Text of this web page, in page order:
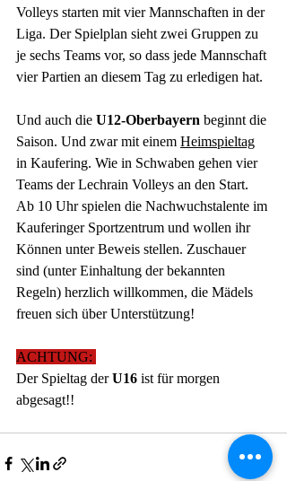
Volleys starten mit vier Mannschaften in der
Liga. Der Spielplan sieht zwei Gruppen zu
je sechs Teams vor, so dass jede Mannschaft
vier Partien an diesem Tag zu erledigen hat.
Und auch die U12-Oberbayern beginnt die
Saison. Und zwar mit einem Heimspieltag
in Kaufering. Wie in Schwaben gehen vier
Teams der Lechrain Volleys an den Start.
Ab 10 Uhr spielen die Nachwuchstalente im
Kauferinger Sportzentrum und wollen ihr
Können unter Beweis stellen. Zuschauer
sind (unter Einhaltung der bekannten
Regeln) herzlich willkommen, die Mädels
freuen sich über Unterstützung!
ACHTUNG:
Der Spieltag der U16 ist für morgen
abgesagt!!